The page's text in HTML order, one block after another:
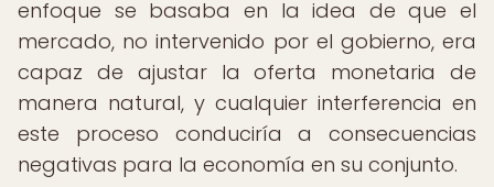
enfoque se basaba en la idea de que el
mercado, no intervenido por el gobierno, era
capaz de ajustar la oferta monetaria de
manera natural, y cualquier interferencia en
este proceso conduciría a consecuencias
negativas para la economía en su conjunto.